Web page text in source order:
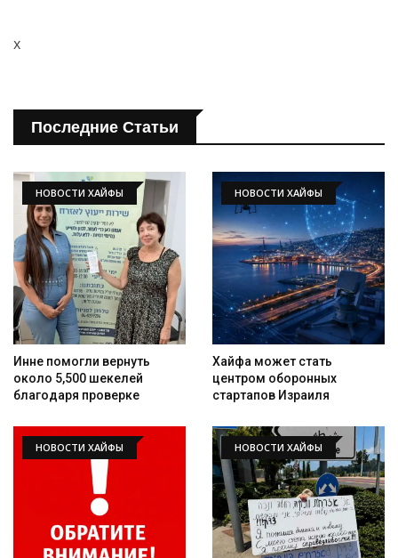
x
Последние Статьи
НОВОСТИ ХАЙФЫ
Инне помогли вернуть
около 5,500 шекелей
благодаря проверке
НОВОСТИ ХАЙФЫ
Хайфа может стать
центром оборонных
стартапов Израиля
НОВОСТИ ХАЙФЫ НОВОСТИ ХАЙФЫ